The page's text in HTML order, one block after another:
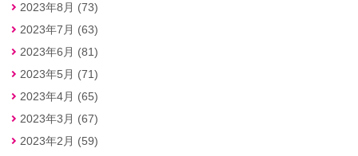
2023年8月 (73)
2023年7月 (63)
2023年6月 (81)
2023年5月 (71)
2023年4月 (65)
2023年3月 (67)
2023年2月 (59)